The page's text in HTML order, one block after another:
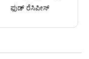
ಫುಡ್ ರೆಸಿಪೀಸ್